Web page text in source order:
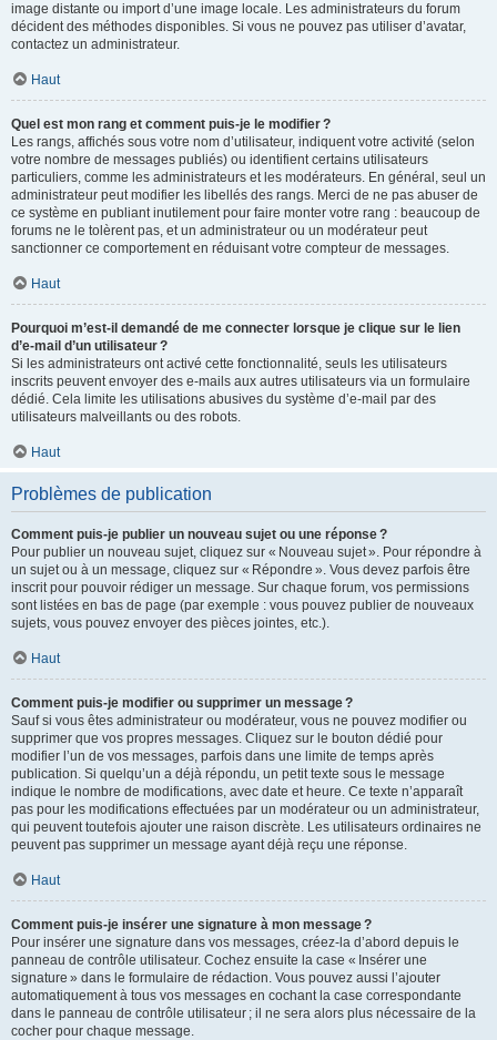
image distante ou import d’une image locale. Les administrateurs du forum
décident des méthodes disponibles. Si vous ne pouvez pas utiliser d’avatar,
contactez un administrateur.
Haut
Quel est mon rang et comment puis-je le modifier ?
Les rangs, affichés sous votre nom d’utilisateur, indiquent votre activité (selon
votre nombre de messages publiés) ou identifient certains utilisateurs
particuliers, comme les administrateurs et les modérateurs. En général, seul un
administrateur peut modifier les libellés des rangs. Merci de ne pas abuser de
ce système en publiant inutilement pour faire monter votre rang : beaucoup de
forums ne le tolèrent pas, et un administrateur ou un modérateur peut
sanctionner ce comportement en réduisant votre compteur de messages.
Haut
Pourquoi m’est-il demandé de me connecter lorsque je clique sur le lien
d’e-mail d’un utilisateur ?
Si les administrateurs ont activé cette fonctionnalité, seuls les utilisateurs
inscrits peuvent envoyer des e-mails aux autres utilisateurs via un formulaire
dédié. Cela limite les utilisations abusives du système d’e-mail par des
utilisateurs malveillants ou des robots.
Haut
Problèmes de publication
Comment puis-je publier un nouveau sujet ou une réponse ?
Pour publier un nouveau sujet, cliquez sur « Nouveau sujet ». Pour répondre à
un sujet ou à un message, cliquez sur « Répondre ». Vous devez parfois être
inscrit pour pouvoir rédiger un message. Sur chaque forum, vos permissions
sont listées en bas de page (par exemple : vous pouvez publier de nouveaux
sujets, vous pouvez envoyer des pièces jointes, etc.).
Haut
Comment puis-je modifier ou supprimer un message ?
Sauf si vous êtes administrateur ou modérateur, vous ne pouvez modifier ou
supprimer que vos propres messages. Cliquez sur le bouton dédié pour
modifier l’un de vos messages, parfois dans une limite de temps après
publication. Si quelqu’un a déjà répondu, un petit texte sous le message
indique le nombre de modifications, avec date et heure. Ce texte n’apparaît
pas pour les modifications effectuées par un modérateur ou un administrateur,
qui peuvent toutefois ajouter une raison discrète. Les utilisateurs ordinaires ne
peuvent pas supprimer un message ayant déjà reçu une réponse.
Haut
Comment puis-je insérer une signature à mon message ?
Pour insérer une signature dans vos messages, créez-la d’abord depuis le
panneau de contrôle utilisateur. Cochez ensuite la case « Insérer une
signature » dans le formulaire de rédaction. Vous pouvez aussi l’ajouter
automatiquement à tous vos messages en cochant la case correspondante
dans le panneau de contrôle utilisateur ; il ne sera alors plus nécessaire de la
cocher pour chaque message.